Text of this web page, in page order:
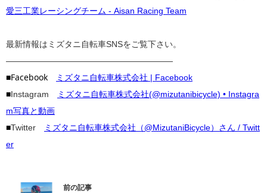
愛三工業レーシングチーム - Aisan Racing Team
最新情報はミズタニ自転車SNSをご覧下さい。
————————————————————
■Facebook ミズタニ自転車株式会社 | Facebook
■Instagram
ミズタニ自転車株式会社(@mizutanibicycle) • Instagra
m写真と動画
■Twitter
ミズタニ自転車株式会社（@MizutaniBicycle）さん / Twitt
er
前の記事